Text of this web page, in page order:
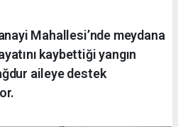
Mahallesi’nde meydana
kaybettiği yangın
aileye destek